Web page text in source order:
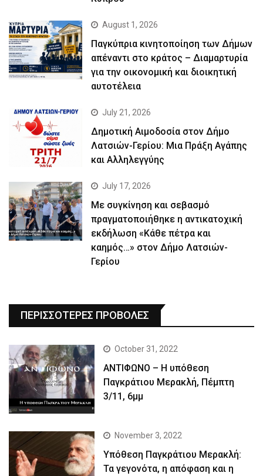
August 1, 2026
Παγκύπρια κινητοποίηση των Δήμων
απέναντι στο κράτος – Διαμαρτυρία
για την οικονομική και διοικητική
αυτοτέλεια
July 21, 2026
Δημοτική Αιμοδοσία στον Δήμο
Λατσιών-Γερίου: Μια Πράξη Αγάπης
και Αλληλεγγύης
July 17, 2026
Με συγκίνηση και σεβασμό
πραγματοποιήθηκε η αντικατοχική
εκδήλωση «Κάθε πέτρα και
καημός…» στον Δήμο Λατσιών-
Γερίου
ΠΕΡΙΣΣΟΤΕΡΕΣ ΠΡΟΒΟΛΕΣ
October 31, 2022
ΑΝΤΙΦΩΝΟ – Η υπόθεση
Παγκράτιου Μερακλή, Πέμπτη
3/11, 6μμ
November 3, 2022
Yπόθεση Παγκράτιου Μερακλή:
Τα γεγονότα, η απόφαση και η